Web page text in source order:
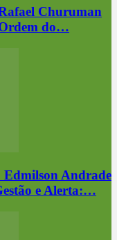
Churuman
Ordem do…
Andrade
e Alerta:…